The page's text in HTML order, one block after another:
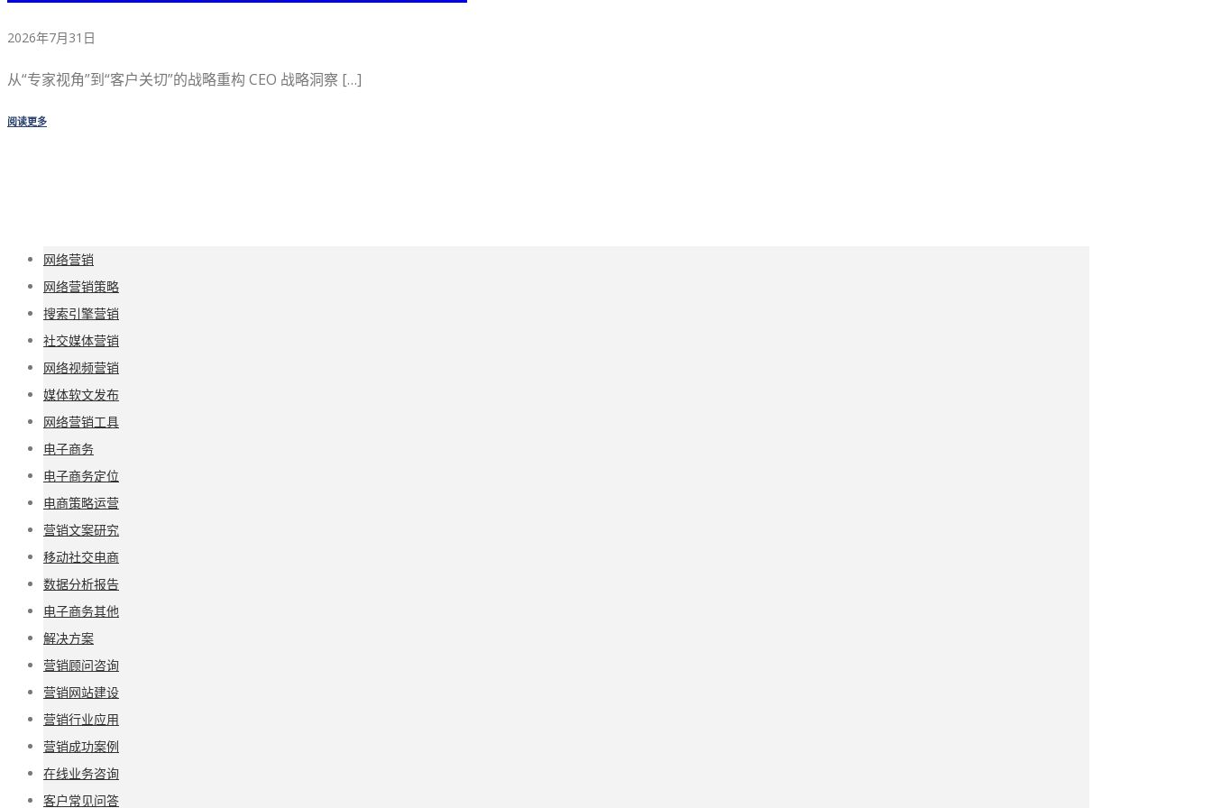
2026年7月31日
从“专家视角”到“客户关切”的战略重构 CEO 战略洞察 […]
阅读更多
网络营销
网络营销策略
搜索引擎营销
社交媒体营销
网络视频营销
媒体软文发布
网络营销工具
电子商务
电子商务定位
电商策略运营
营销文案研究
移动社交电商
数据分析报告
电子商务其他
解决方案
营销顾问咨询
营销网站建设
营销行业应用
营销成功案例
在线业务咨询
客户常见问答